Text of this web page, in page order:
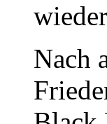
Nach